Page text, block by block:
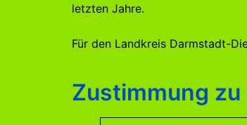
letzten Jahre.
Für den Landkreis Darmstadt-
Zustimmung